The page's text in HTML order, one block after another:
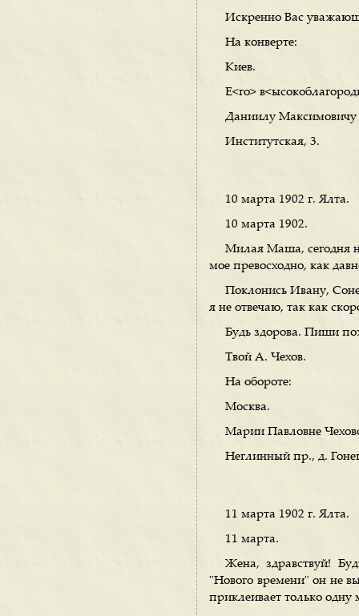
Искренно Вас
На конверте:
Киев.
Е<го>
Даниилу Максимовичу
Институтская, 3.
10 марта 1902 г. Ялта.
10 марта 1902.
Милая Маша, сегодня
мое превосходно, как
Поклонись Ивану,
я не отвечаю, так как
Будь здорова. Пиши
Твой А. Чехов.
На обороте:
Москва.
Марии Павловне
Неглинный пр., д.
11 марта 1902 г. Ялта.
11 марта.
Жена, здравствуй!
"Нового времени" он не
приклеивает только